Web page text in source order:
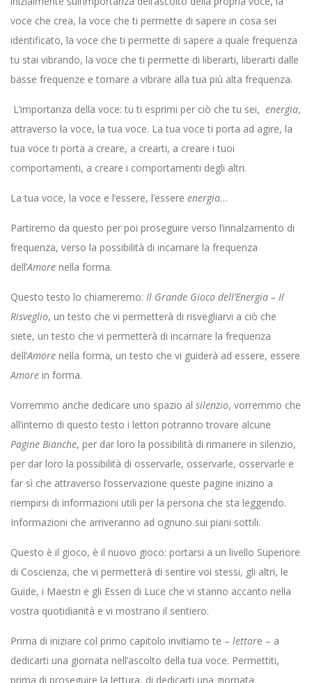
voce che crea, la voce che ti permette di sapere in cosa sei
identificato, la voce che ti permette di sapere a quale frequenza
tu stai vibrando, la voce che ti permette di liberarti, liberarti dalle
basse frequenze e tornare a vibrare alla tua più alta frequenza.
L’importanza della voce: tu ti esprimi per ciò che tu sei, energia,
attraverso la voce, la tua voce. La tua voce ti porta ad agire, la
tua voce ti porta a creare, a crearti, a creare i tuoi
comportamenti, a creare i comportamenti degli altri.
La tua voce, la voce e l’essere, l’essere energia…
Partiremo da questo per poi proseguire verso l’innalzamento di
frequenza, verso la possibilità di incarnare la frequenza
dell’Amore nella forma.
Questo testo lo chiameremo: Il Grande Gioco dell’Energia – Il
Risveglio, un testo che vi permetterà di risvegliarvi a ciò che
siete, un testo che vi permetterà di incarnare la frequenza
dell’Amore nella forma, un testo che vi guiderà ad essere, essere
Amore in forma.
Vorremmo anche dedicare uno spazio al silenzio, vorremmo che
all’interno di questo testo i lettori potranno trovare alcune
Pagine Bianche, per dar loro la possibilità di rimanere in silenzio,
per dar loro la possibilità di osservarle, osservarle, osservarle e
far sì che attraverso l’osservazione queste pagine inizino a
riempirsi di informazioni utili per la persona che sta leggendo.
Informazioni che arriveranno ad ognuno sui piani sottili.
Questo è il gioco, è il nuovo gioco: portarsi a un livello Superiore
di Coscienza, che vi permetterà di sentire voi stessi, gli altri, le
Guide, i Maestri e gli Esseri di Luce che vi stanno accanto nella
vostra quotidianità e vi mostrano il sentiero.
Prima di iniziare col primo capitolo invitiamo te – lettore – a
dedicarti una giornata nell’ascolto della tua voce. Permettiti,
prima di proseguire la lettura, di dedicarti una giornata